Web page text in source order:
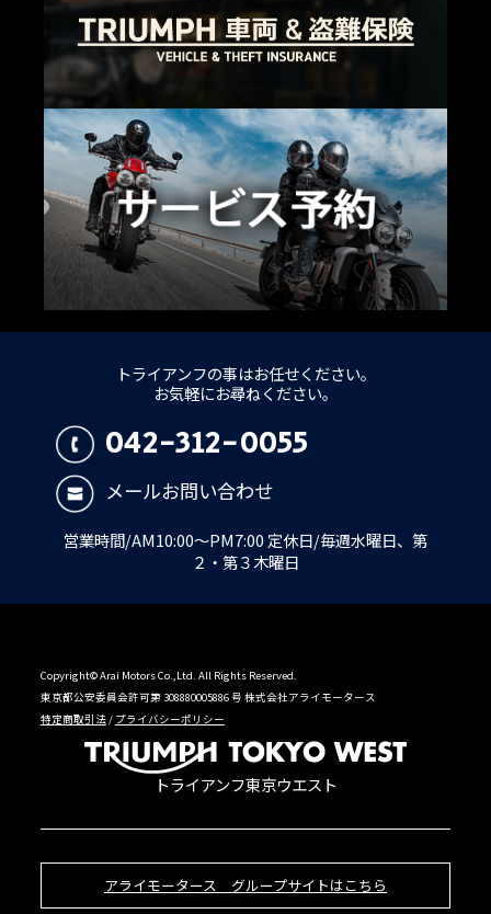
トライアンフの事はお任せください。
お気軽にお尋ねください。
042-312-0055
メールお問い合わせ
営業時間/AM10:00～PM7:00 定休日/毎週水曜日、第
２・第３木曜日
Copyright© Arai Motors Co.,Ltd. All Rights Reserved.
東京都公安委員会許可第 308880005886 号 株式会社アライモータース
特定商取引法/ プライバシーポリシー
トライアンフ東京ウエスト
アライモータース グループサイトはこちら